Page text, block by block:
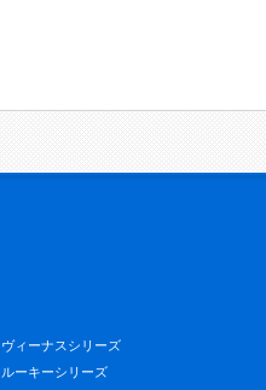
ヴィーナスシリーズ
ルーキーシリーズ